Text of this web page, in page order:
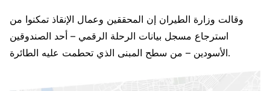
وقالت وزارة الطيران إن المحققين وعمال الإنقاذ تمكنوا من
استرجاع مسجل بيانات الرحلة الرقمي – أحد الصندوقين
الأسودين – من سطح المبنى الذي تحطمت عليه الطائرة.